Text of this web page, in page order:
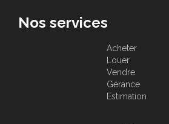
Nos services
Acheter
Louer
Vendre
Gérance
Estimation